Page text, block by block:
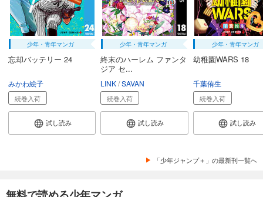
少年・青年マンガ
忘却バッテリー 24
みかわ絵子
続巻入荷
試し読み
少年・青年マンガ
終末のハーレム ファンタ
ジア セ...
LINK SAVAN
続巻入荷
試し読み
少年・青年マンガ
幼稚園WARS 18
千葉侑生
続巻入荷
試し読み
「少年ジャンプ＋」の最新刊一覧へ